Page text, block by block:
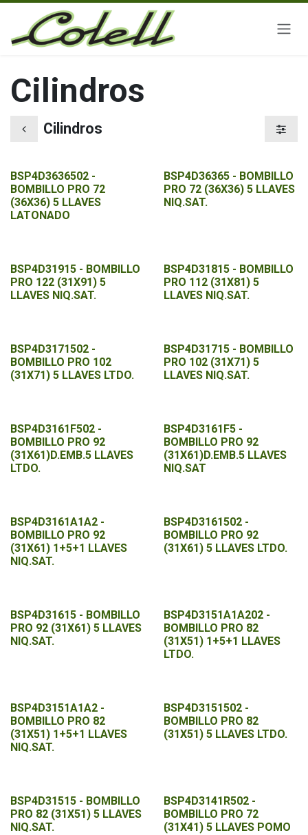
Ir al contenido
Cilindros
Cilindros
BSP4D3636502 -
BOMBILLO PRO 72
(36X36) 5 LLAVES
LATONADO
BSP4D36365 - BOMBILLO
PRO 72 (36X36) 5 LLAVES
NIQ.SAT.
BSP4D31915 - BOMBILLO
PRO 122 (31X91) 5
LLAVES NIQ.SAT.
BSP4D31815 - BOMBILLO
PRO 112 (31X81) 5
LLAVES NIQ.SAT.
BSP4D3171502 -
BOMBILLO PRO 102
(31X71) 5 LLAVES LTDO.
BSP4D31715 - BOMBILLO
PRO 102 (31X71) 5
LLAVES NIQ.SAT.
BSP4D3161F502 -
BOMBILLO PRO 92
(31X61)D.EMB.5 LLAVES
LTDO.
BSP4D3161F5 -
BOMBILLO PRO 92
(31X61)D.EMB.5 LLAVES
NIQ.SAT
BSP4D3161A1A2 -
BOMBILLO PRO 92
(31X61) 1+5+1 LLAVES
NIQ.SAT.
BSP4D3161502 -
BOMBILLO PRO 92
(31X61) 5 LLAVES LTDO.
BSP4D31615 - BOMBILLO
PRO 92 (31X61) 5 LLAVES
NIQ.SAT.
BSP4D3151A1A202 -
BOMBILLO PRO 82
(31X51) 1+5+1 LLAVES
LTDO.
BSP4D3151A1A2 -
BOMBILLO PRO 82
(31X51) 1+5+1 LLAVES
NIQ.SAT.
BSP4D3151502 -
BOMBILLO PRO 82
(31X51) 5 LLAVES LTDO.
BSP4D31515 - BOMBILLO
PRO 82 (31X51) 5 LLAVES
NIQ.SAT.
BSP4D3141R502 -
BOMBILLO PRO 72
(31X41) 5 LLAVES POMO